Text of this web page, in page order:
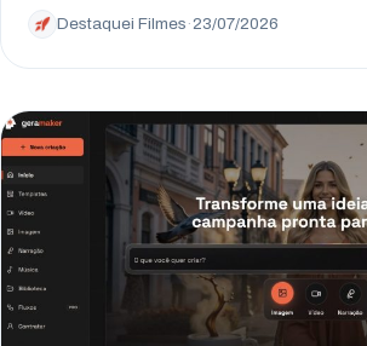
São José dos Pinhais
Araucária
Campo Largo
Pinhais
Almirante Tamandaré
Destaquei Filmes ·23/07/2026